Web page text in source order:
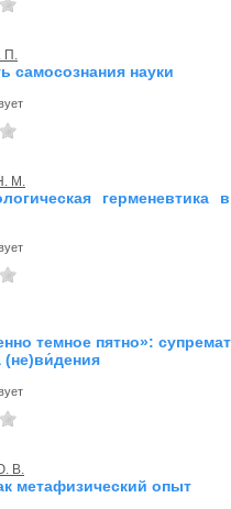
П.
самосознания науки
М.
герменевтика
темное пятно»:
(не)ви́дения
В.
метафизический опыт